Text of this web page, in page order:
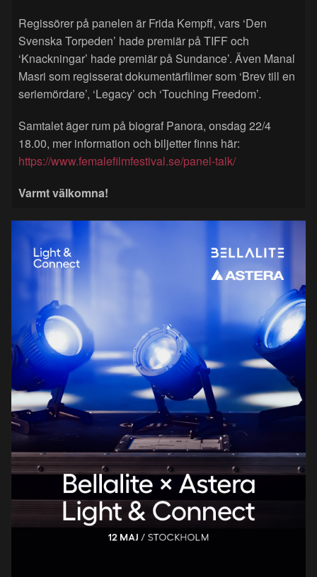
Regissörer på panelen är Frida Kempff, vars ‘Den
Svenska Torpeden’ hade premiär på TIFF och
‘Knackningar’ hade premiär på Sundance’. Även Manal
Masri som regisserat dokumentärfilmer som ‘Brev till en
seriemördare’, ‘Legacy’ och ‘Touching Freedom’.
Samtalet äger rum på biograf Panora, onsdag 22/4
18.00, mer information och biljetter finns här:
https://www.femalefilmfestival.se/panel-talk/
Varmt välkomna!